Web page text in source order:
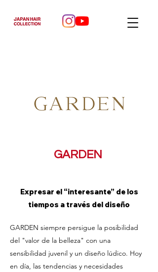
GARDEN
Expresar el “interesante” de los
tiempos a través del diseño
GARDEN siempre persigue la posibilidad
del "valor de la belleza" con una
sensibilidad juvenil y un diseño lúdico. Hoy
en día, las tendencias y necesidades